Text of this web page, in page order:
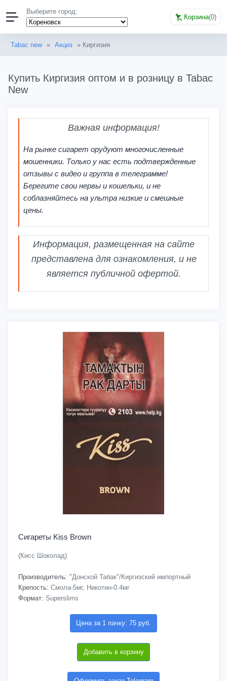
Выберите город:
Корзина(0)
Tabac new » Акциз » Киргизия
Купить Киргизия оптом и в розницу в Tabac
New
Важная информация!
На рынке сигарет орудуют многочисленные
мошенники. Только у нас есть подтвержденные
отзывы с видео и группа в телеграмме!
Берегите свои нервы и кошельки, и не
соблазняйтесь на ультра низкие и смешные
цены.
Информация, размещенная на сайте
представлена для ознакомления, и не
является публичной офертой.
Сигареты Kiss Brown
(Кисс Шоколад)
Производитель: "Донской Табак"/Киргизский импортный
Крепость: Смола-5мг, Никотин-0.4мг
Формат: Superslims
Цена за 1 пачку: 75 руб.
Добавить в корзину